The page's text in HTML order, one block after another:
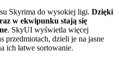
Skyrima do wysokiej ligi. Dzięki
w ekwipunku stają się
. SkyUI wyświetla więcej
przedmiotach, dzieli je na jasne
ich łatwe sortowanie.